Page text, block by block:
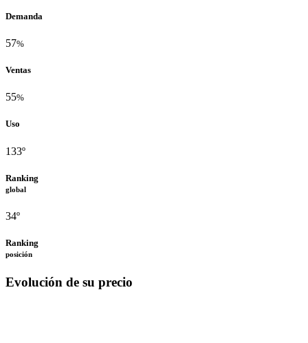
Demanda
57%
Ventas
55%
Uso
133º
Ranking
global
34º
Ranking
posición
Evolución de su precio